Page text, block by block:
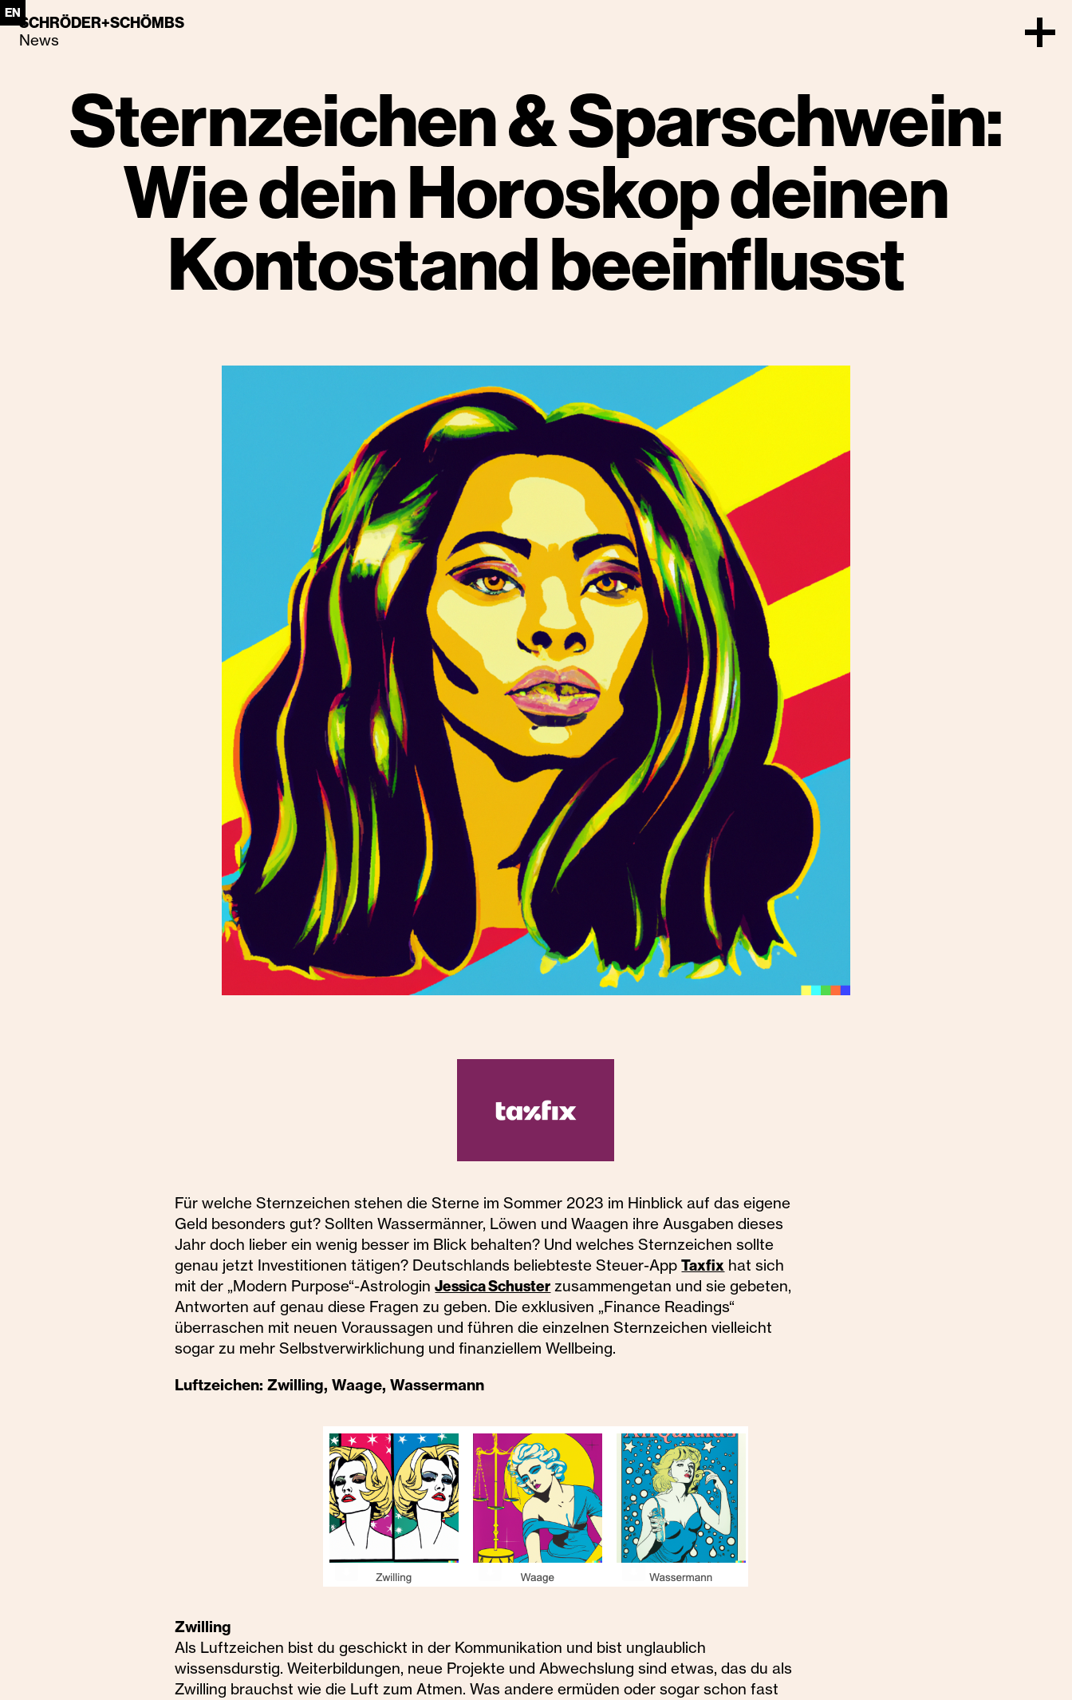
EN
SCHRÖDER+SCHÖMBS
News
Sternzeichen & Sparschwein:
Wie dein Horoskop deinen
Kontostand beeinflusst
Für welche Sternzeichen stehen die Sterne im Sommer 2023 im Hinblick auf das eigene
Geld besonders gut? Sollten Wassermänner, Löwen und Waagen ihre Ausgaben dieses
Jahr doch lieber ein wenig besser im Blick behalten? Und welches Sternzeichen sollte
genau jetzt Investitionen tätigen? Deutschlands beliebteste Steuer-AppTaxfix hat sich
mit der „Modern Purpose“-AstrologinJessica Schuster zusammengetan und sie gebeten,
Antworten auf genau diese Fragen zu geben. Die exklusiven „Finance Readings“
überraschen mit neuen Voraussagen und führen die einzelnen Sternzeichen vielleicht
sogar zu mehr Selbstverwirklichung und finanziellem Wellbeing.
Luftzeichen: Zwilling, Waage, Wassermann
Zwilling
Als Luftzeichen bist du geschickt in der Kommunikation und bist unglaublich
wissensdurstig. Weiterbildungen, neue Projekte und Abwechslung sind etwas, das du als
Zwilling brauchst wie die Luft zum Atmen. Was andere ermüden oder sogar schon fast